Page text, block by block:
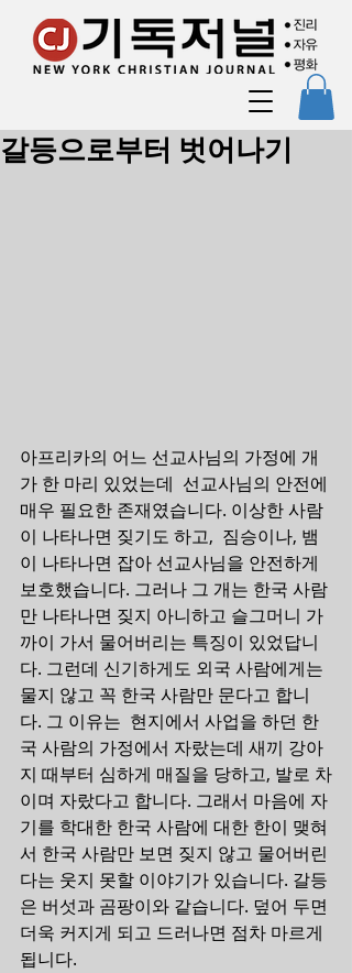
갈등으로부터 벗어나기
아프리카의 어느 선교사님의 가정에 개
가 한 마리 있었는데  선교사님의 안전에
매우 필요한 존재였습니다. 이상한 사람
이 나타나면 짖기도 하고,  짐승이나, 뱀
이 나타나면 잡아 선교사님을 안전하게
보호했습니다. 그러나 그 개는 한국 사람
만 나타나면 짖지 아니하고 슬그머니 가
까이 가서 물어버리는 특징이 있었답니
다. 그런데 신기하게도 외국 사람에게는
물지 않고 꼭 한국 사람만 문다고 합니
다. 그 이유는  현지에서 사업을 하던 한
국 사람의 가정에서 자랐는데 새끼 강아
지 때부터 심하게 매질을 당하고, 발로 차
이며 자랐다고 합니다. 그래서 마음에 자
기를 학대한 한국 사람에 대한 한이 맺혀
서 한국 사람만 보면 짖지 않고 물어버린
다는 웃지 못할 이야기가 있습니다. 갈등
은 버섯과 곰팡이와 같습니다. 덮어 두면
더욱 커지게 되고 드러나면 점차 마르게
됩니다.